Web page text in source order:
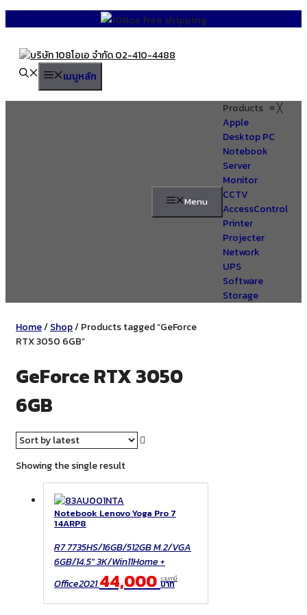
content
เมนูหลัก
Menu
Products ≡╳
Apple
Desktop PC
Notebook
Server
Monitor
CCTV
AccessControl
Printer
Projecter
Network
UPS
Software
Storage
Home/Shop/ Products tagged “GeForce
RTX 3050 6GB”
GeForce RTX 3050
6GB
Showing the single result
Notebook Lenovo Yoga Pro 7
14ARP8
R7 7735HS/16GB/512GB M.2/VGA
6GB/14.5" 3K/Win11Home +
Office202144,000 รวมภาษี
บาท